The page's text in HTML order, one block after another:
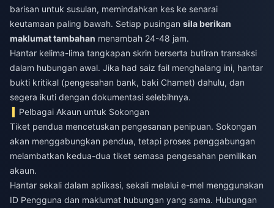
barisan untuk susulan, memindahkan kes ke senarai
keutamaan paling bawah. Setiap pusingan sila berikan
maklumat tambahan menambah 24-48 jam.
Hantar kelima-lima tangkapan skrin berserta butiran transaksi
dalam hubungan awal. Jika had saiz fail menghalang ini, hantar
bukti kritikal (pengesahan bank, baki Chamet) dahulu, dan
segera ikuti dengan dokumentasi selebihnya.
Pelbagai Akaun untuk Sokongan
Tiket pendua mencetuskan pengesanan penipuan. Sokongan
akan menggabungkan pendua, tetapi proses penggabungan
melambatkan kedua-dua tiket semasa pengesahan pemilikan
akaun.
Hantar sekali dalam aplikasi, sekali melalui e-mel menggunakan
ID Pengguna dan maklumat hubungan yang sama. Hubungan